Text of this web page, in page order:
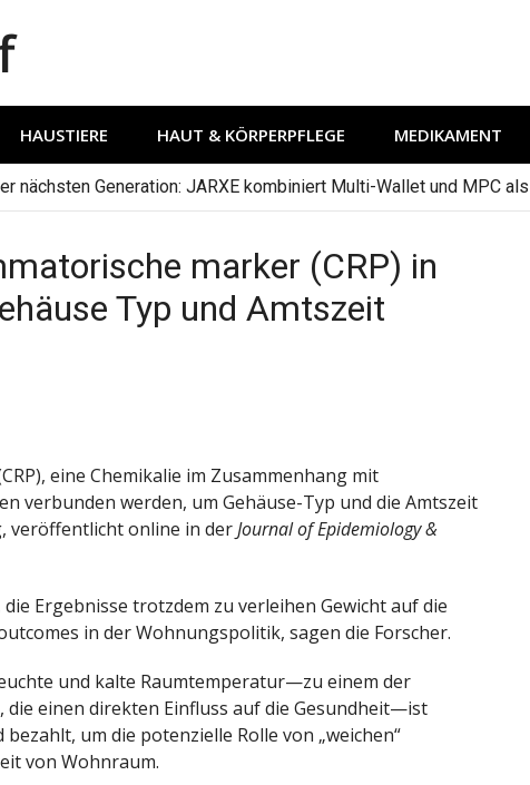
HAUSTIERE HAUT & KÖRPERPFLEGE MEDIKAMENT
nächsten Generation: JARXE kombiniert Multi-Wallet und MPC
marker (CRP) in
Typ und Amtszeit
eine Chemikalie im Zusammenhang mit
verbunden werden, um Gehäuse-Typ und die Amtszeit
veröffentlicht online in derJournal of Epidemiology &
Ergebnisse trotzdem zu verleihen Gewicht auf die
in der Wohnungspolitik, sagen die Forscher.
und kalte Raumtemperatur—zu einem der
die einen direkten Einfluss auf die Gesundheit—ist
um die potenzielle Rolle von „weichen“
von Wohnraum.